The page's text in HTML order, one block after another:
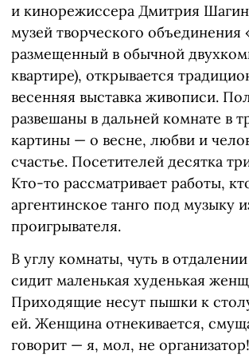
и кинорежиссера Дмитрия
музей творческого объединения
размещенный в обычной
квартире), открывается
весенняя выставка живописи.
развешаны в дальней комнате в
картины — о весне, любви и
счастье. Посетителей десятка
Кто-то рассматривает работы,
аргентинское танго под музыку
проигрывателя.
В углу комнаты, чуть в
сидит маленькая худенькая
Приходящие несут пышки к
ей. Женщина отнекивается,
говорит — я, мол, не